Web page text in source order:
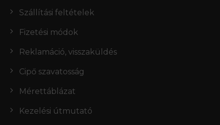
Szállítási feltételek
Fizetési módok
Reklamáció, visszaküldés
Cipő szavatosság
Mérettáblázat
Kezelési útmutató